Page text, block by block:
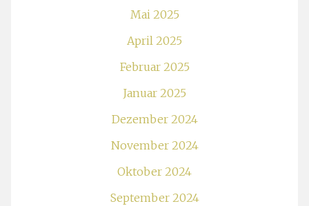
Mai 2025
April 2025
Februar 2025
Januar 2025
Dezember 2024
November 2024
Oktober 2024
September 2024